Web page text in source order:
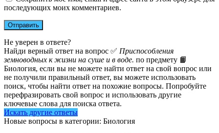
последующих моих комментариев.
Не уверен в ответе?
Найди верный ответ на вопрос ✅ Приспособления
земноводных к жизни на суше и в воде. по предмету 📙
Биология, если вы не можете найти ответ на свой вопрос или
не получили правильный ответ, вы можете использовать
поиск, чтобы найти ответ на похожие вопросы. Попробуйте
перефразировать свой вопрос и использовать другие
ключевые слова для поиска ответа.
Искать другие ответы
Новые вопросы в категории: Биология